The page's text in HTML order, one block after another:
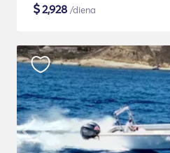
$2,928 /diena